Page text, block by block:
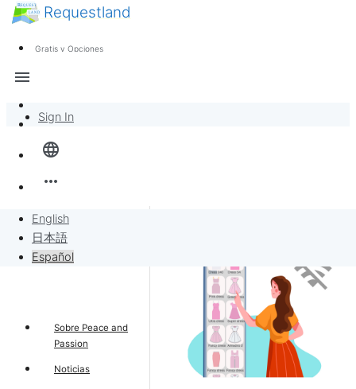
Requestland
Gratis y Opciones
language
more_horiz
English
日本語
Español
menu
Inicio
Vender por solicitudes
Noticias
Sign In
Sobre Peace and
Passion
Noticias